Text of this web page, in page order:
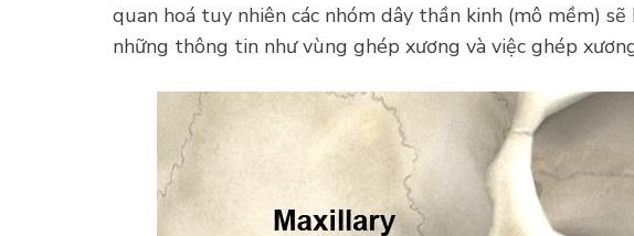
quan hoá tuy nhiên các nhóm dây thần kinh (mô mềm)
những thông tin như vùng ghép xương và việc ghép